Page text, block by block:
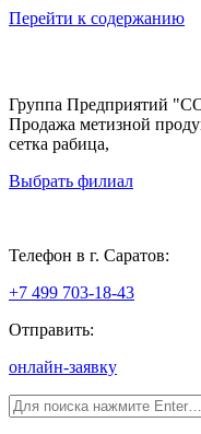
Перейти к содержанию
Группа Предприятий
Продажа метизной
сетка рабица,
Выбрать филиал
Телефон в г. Саратов:
+7 499 703-18-43
Отправить:
онлайн-заявку